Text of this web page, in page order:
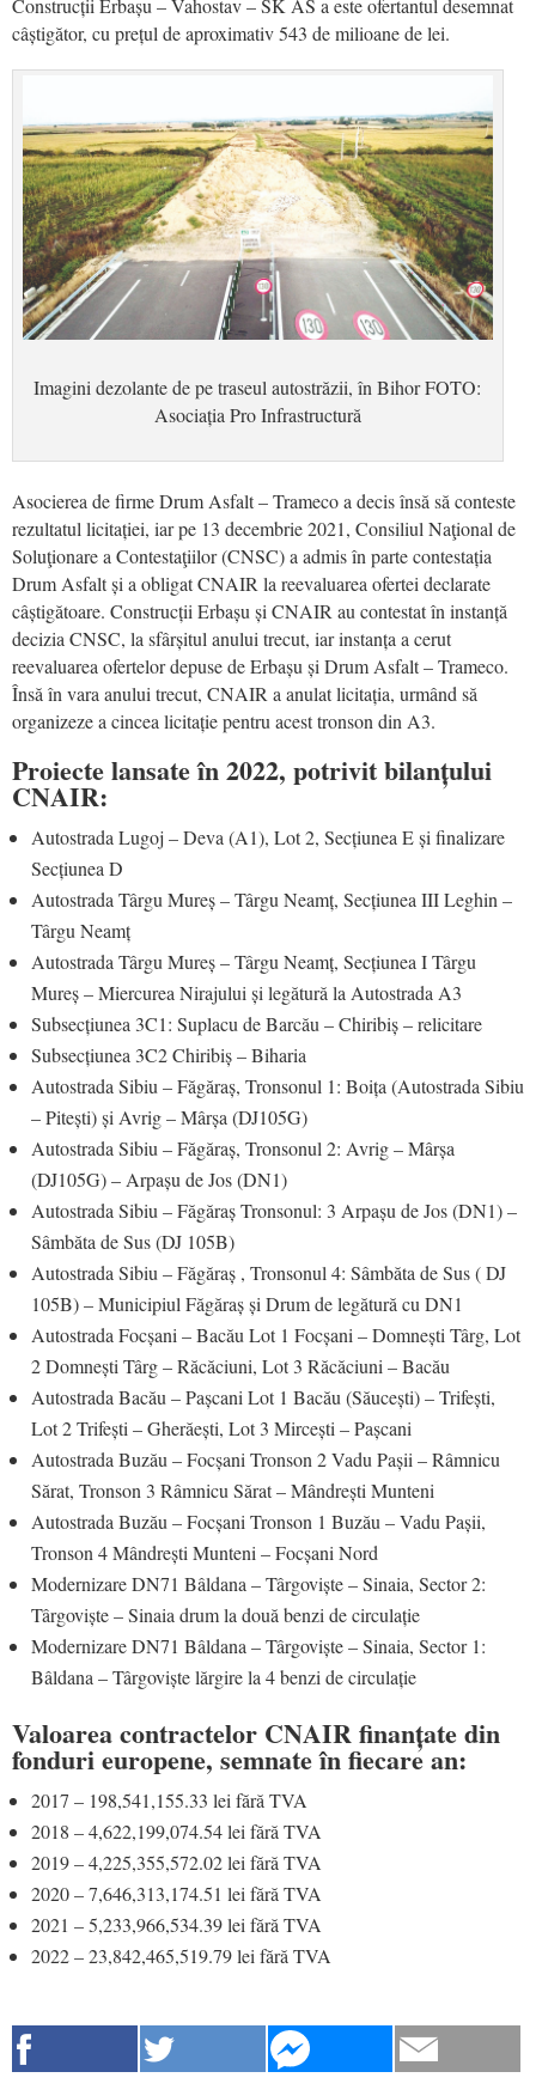
Construcții Erbașu – Vahostav – SK AS a este ofertantul desemnat
câștigător, cu prețul de aproximativ 543 de milioane de lei.
Imagini dezolante de pe traseul autostrăzii, în Bihor FOTO:
Asociația Pro Infrastructură
Asocierea de firme Drum Asfalt – Trameco a decis însă să conteste
rezultatul licitației, iar pe 13 decembrie 2021, Consiliul Naţional de
Soluţionare a Contestaţiilor (CNSC) a admis în parte contestația
Drum Asfalt și a obligat CNAIR la reevaluarea ofertei declarate
câștigătoare. Construcții Erbașu și CNAIR au contestat în instanță
decizia CNSC, la sfârșitul anului trecut, iar instanța a cerut
reevaluarea ofertelor depuse de Erbașu și Drum Asfalt – Trameco.
Însă în vara anului trecut, CNAIR a anulat licitația, urmând să
organizeze a cincea licitație pentru acest tronson din A3.
Proiecte lansate în 2022, potrivit bilanțului
CNAIR:
Autostrada Lugoj – Deva (A1), Lot 2, Secțiunea E și finalizare
Secțiunea D
Autostrada Târgu Mureș – Târgu Neamț, Secțiunea III Leghin –
Târgu Neamț
Autostrada Târgu Mureș – Târgu Neamț, Secțiunea I Târgu
Mureș – Miercurea Nirajului și legătură la Autostrada A3
Subsecțiunea 3C1: Suplacu de Barcău – Chiribiș – relicitare
Subsecțiunea 3C2 Chiribiș – Biharia
Autostrada Sibiu – Făgăraș, Tronsonul 1: Boița (Autostrada Sibiu
– Pitești) și Avrig – Mârșa (DJ105G)
Autostrada Sibiu – Făgăraș, Tronsonul 2: Avrig – Mârșa
(DJ105G) – Arpașu de Jos (DN1)
Autostrada Sibiu – Făgăraș Tronsonul: 3 Arpașu de Jos (DN1) –
Sâmbăta de Sus (DJ 105B)
Autostrada Sibiu – Făgăraș , Tronsonul 4: Sâmbăta de Sus ( DJ
105B) – Municipiul Făgăraș și Drum de legătură cu DN1
Autostrada Focșani – Bacău Lot 1 Focșani – Domnești Târg, Lot
2 Domnești Târg – Răcăciuni, Lot 3 Răcăciuni – Bacău
Autostrada Bacău – Pașcani Lot 1 Bacău (Săucești) – Trifești,
Lot 2 Trifești – Gherăești, Lot 3 Mircești – Pașcani
Autostrada Buzău – Focșani Tronson 2 Vadu Pașii – Râmnicu
Sărat, Tronson 3 Râmnicu Sărat – Mândrești Munteni
Autostrada Buzău – Focșani Tronson 1 Buzău – Vadu Pașii,
Tronson 4 Mândrești Munteni – Focșani Nord
Modernizare DN71 Bâldana – Târgoviște – Sinaia, Sector 2:
Târgoviște – Sinaia drum la două benzi de circulație
Modernizare DN71 Bâldana – Târgoviște – Sinaia, Sector 1:
Bâldana – Târgoviște lărgire la 4 benzi de circulație
Valoarea contractelor CNAIR finanțate din
fonduri europene, semnate în fiecare an:
2017 – 198,541,155.33 lei fără TVA
2018 – 4,622,199,074.54 lei fără TVA
2019 – 4,225,355,572.02 lei fără TVA
2020 – 7,646,313,174.51 lei fără TVA
2021 – 5,233,966,534.39 lei fără TVA
2022 – 23,842,465,519.79 lei fără TVA